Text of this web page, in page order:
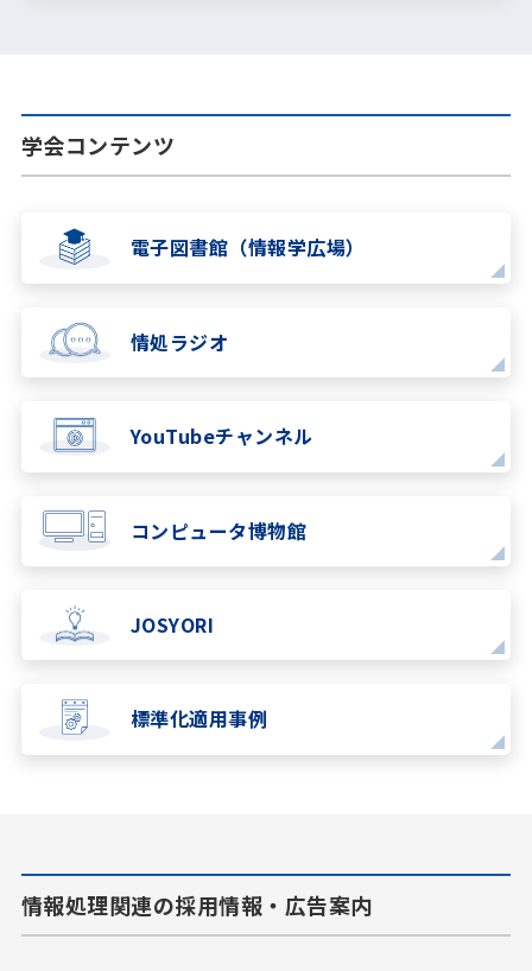
学会コンテンツ
電子図書館（情報学広場）
情処ラジオ
YouTubeチャンネル
コンピュータ博物館
JOSYORI
標準化適用事例
情報処理関連の採用情報・広告案内